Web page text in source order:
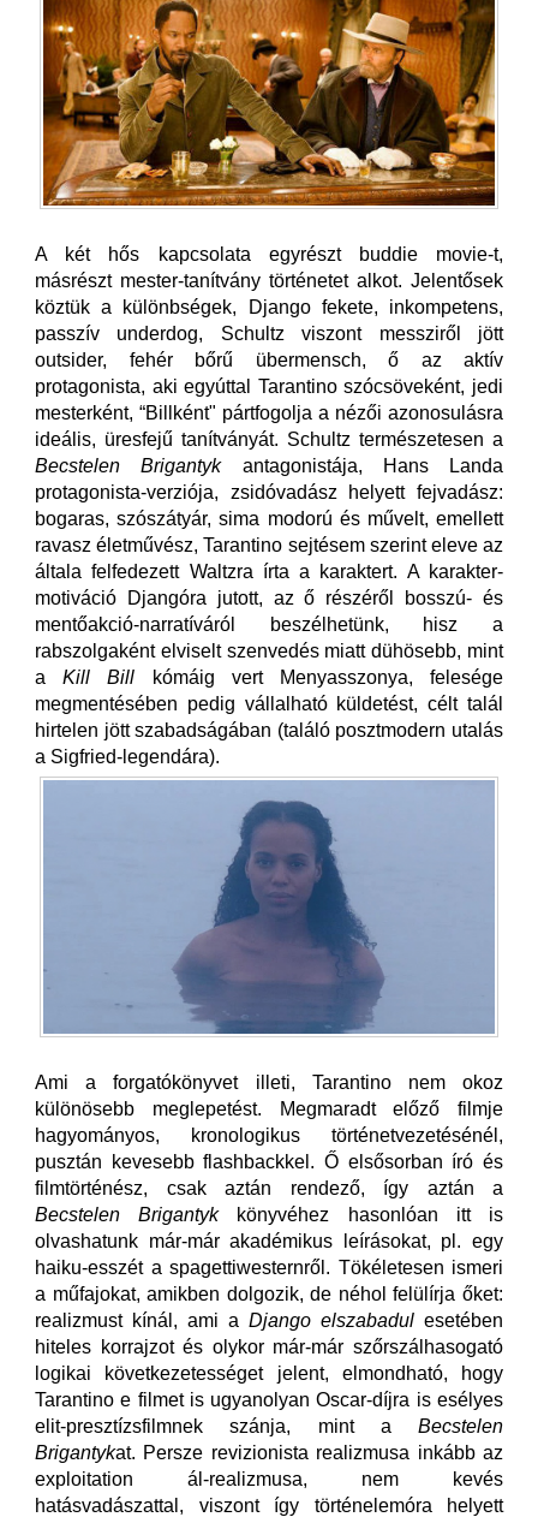
A két hős kapcsolata egyrészt buddie movie-t,
másrészt mester-tanítvány történetet alkot. Jelentősek
köztük a különbségek, Django fekete, inkompetens,
passzív underdog, Schultz viszont messziről jött
outsider, fehér bőrű übermensch, ő az aktív
protagonista, aki egyúttal Tarantino szócsöveként, jedi
mesterként, “Billként" pártfogolja a nézői azonosulásra
ideális, üresfejű tanítványát. Schultz természetesen a
Becstelen Brigantykantagonistája, Hans Landa
protagonista-verziója, zsidóvadász helyett fejvadász:
bogaras, szószátyár, sima modorú és művelt, emellett
ravasz életművész, Tarantino sejtésem szerint eleve az
általa felfedezett Waltzra írta a karaktert. A karakter-
motiváció Djangóra jutott, az ő részéről bosszú- és
mentőakció-narratíváról beszélhetünk, hisz a
rabszolgaként elviselt szenvedés miatt dühösebb, mint
aKill Bill
kómáig vert Menyasszonya, felesége
megmentésében pedig vállalható küldetést, célt talál
hirtelen jött szabadságában (találó posztmodern utalás
a Sigfried-legendára).
Ami a forgatókönyvet illeti, Tarantino nem okoz
különösebb meglepetést. Megmaradt előző filmje
hagyományos, kronologikus történetvezetésénél,
pusztán kevesebb flashbackkel. Ő elsősorban író és
filmtörténész, csak aztán rendező, így aztán a
Becstelen Brigantyk könyvéhez hasonlóan itt is
olvashatunk már-már akadémikus leírásokat, pl. egy
haiku-esszét a spagettiwesternről. Tökéletesen ismeri
a műfajokat, amikben dolgozik, de néhol felülírja őket:
realizmust kínál, ami a Django elszabadul esetében
hiteles korrajzot és olykor már-már szőrszálhasogató
logikai következetességet jelent, elmondható, hogy
Tarantino e filmet is ugyanolyan Oscar-díjra is esélyes
elit-presztízsfilmnek szánja, mint a Becstelen
Brigantykat. Persze revizionista realizmusa inkább az
exploitation ál-realizmusa, nem kevés
hatásvadászattal, viszont így történelemóra helyett